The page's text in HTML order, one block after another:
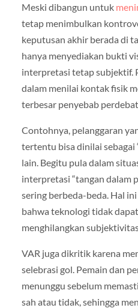
Meski dibangun untuk
tetap menimbulkan
keputusan akhir berada di
hanya menyediakan bukti
interpretasi tetap subjektif.
dalam menilai kontak fisik
terbesar penyebab
Contohnya, pelanggaran
tertentu bisa dinilai sebagai
lain. Begitu pula dalam
interpretasi “tangan dalam
sering berbeda-beda. Hal
bahwa teknologi tidak
menghilangkan
VAR juga dikritik karena
selebrasi gol. Pemain dan
menunggu sebelum
sah atau tidak, sehingga